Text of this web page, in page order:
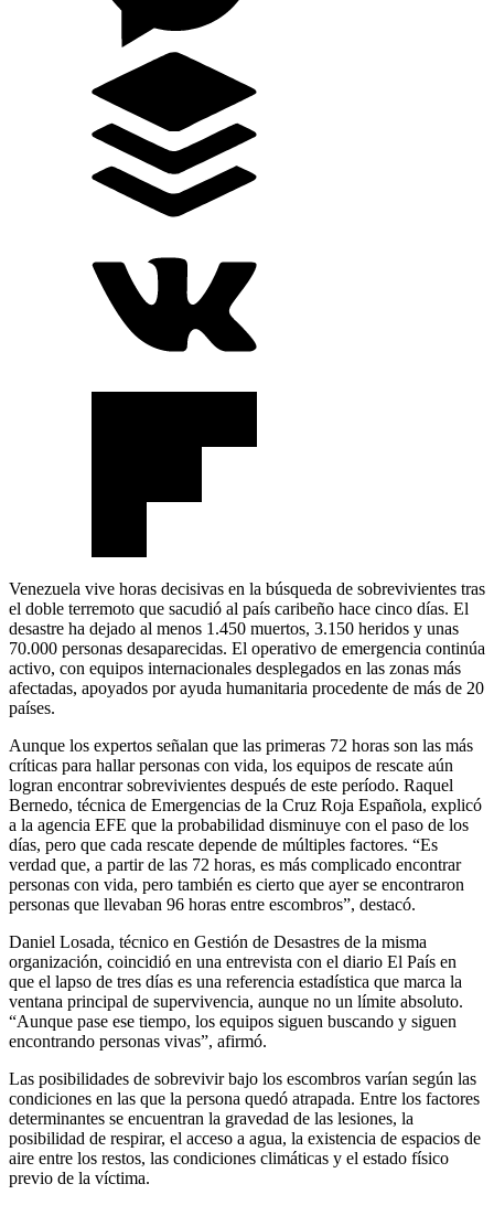
Venezuela vive horas decisivas en la búsqueda de sobrevivientes tras
el doble terremoto que sacudió al país caribeño hace cinco días. El
desastre ha dejado al menos 1.450 muertos, 3.150 heridos y unas
70.000 personas desaparecidas. El operativo de emergencia continúa
activo, con equipos internacionales desplegados en las zonas más
afectadas, apoyados por ayuda humanitaria procedente de más de 20
países.
Aunque los expertos señalan que las primeras 72 horas son las más
críticas para hallar personas con vida, los equipos de rescate aún
logran encontrar sobrevivientes después de este período. Raquel
Bernedo, técnica de Emergencias de la Cruz Roja Española, explicó
a la agencia EFE que la probabilidad disminuye con el paso de los
días, pero que cada rescate depende de múltiples factores. “Es
verdad que, a partir de las 72 horas, es más complicado encontrar
personas con vida, pero también es cierto que ayer se encontraron
personas que llevaban 96 horas entre escombros”, destacó.
Daniel Losada, técnico en Gestión de Desastres de la misma
organización, coincidió en una entrevista con el diario El País en
que el lapso de tres días es una referencia estadística que marca la
ventana principal de supervivencia, aunque no un límite absoluto.
“Aunque pase ese tiempo, los equipos siguen buscando y siguen
encontrando personas vivas”, afirmó.
Las posibilidades de sobrevivir bajo los escombros varían según las
condiciones en las que la persona quedó atrapada. Entre los factores
determinantes se encuentran la gravedad de las lesiones, la
posibilidad de respirar, el acceso a agua, la existencia de espacios de
aire entre los restos, las condiciones climáticas y el estado físico
previo de la víctima.